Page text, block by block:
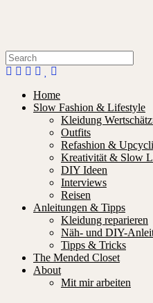
Home
Slow Fashion & Lifestyle
Kleidung
Outfits
Refashion &
Kreativität & Slow
DIY Ideen
Interviews
Reisen
Anleitungen & Tipps
Kleidung reparieren
Näh- und DIY-
Tipps & Tricks
The Mended Closet
About
Mit mir arbeiten